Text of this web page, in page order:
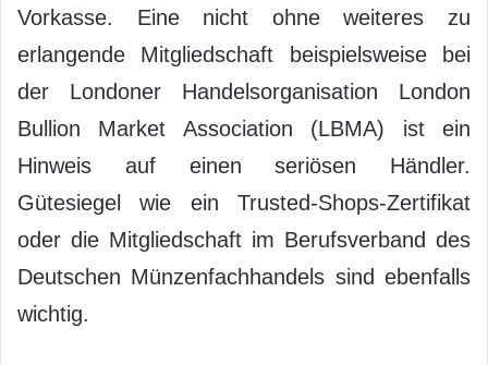
Vorkasse. Eine nicht ohne weiteres zu
erlangende Mitgliedschaft beispielsweise bei
der Londoner Handelsorganisation London
Bullion Market Association (LBMA) ist ein
Hinweis auf einen seriösen Händler.
Gütesiegel wie ein Trusted-Shops-Zertifikat
oder die Mitgliedschaft im Berufsverband des
Deutschen Münzenfachhandels sind ebenfalls
wichtig.